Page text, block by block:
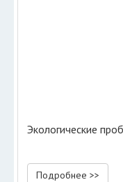
Экологические
Подробнее >>